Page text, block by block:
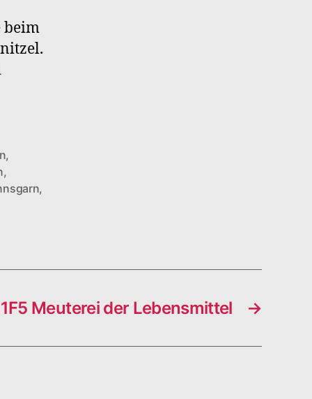
beim
,
,
,
→
Meuterei der Lebensmittel